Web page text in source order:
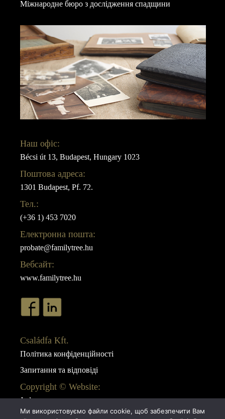
Міжнародне бюро з дослідження спадщини
Наш офіс:
Bécsi út 13, Budapest, Hungary 1023
Поштова адреса:
1301 Budapest, Pf. 72.
Тел.:
(+36 1) 453 7020
Електронна пошта:
probate@familytree.hu
Вебсайт:
www.familytree.hu
Családfa Kft.
Політика конфіденційності
Запитання та відповіді
Copyright © Website:
Juda
Webdesign:
Ми використовуємо файли cookie, щоб забезпечити Вам